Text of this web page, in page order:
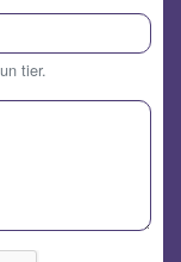
tier.